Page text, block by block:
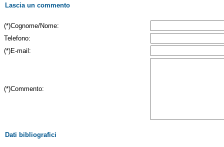
Lascia un commento
(*)Cognome/Nome:
Telefono:
(*)E-mail:
(*)Commento:
Dati bibliografici